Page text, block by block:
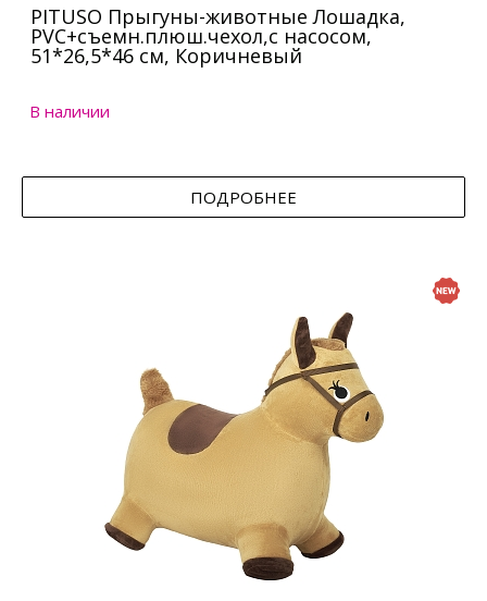
PITUSO Прыгуны-животные Лошадка,
PVC+съемн.плюш.чехол,с насосом,
51*26,5*46 см, Коричневый
В наличии
ПОДРОБНЕЕ